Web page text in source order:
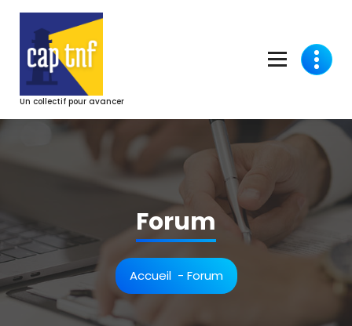
contenu
Un collectif pour avancer
Forum
Accueil- Forum